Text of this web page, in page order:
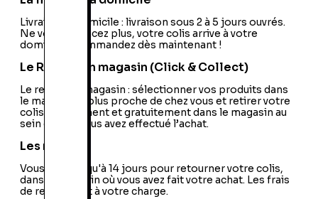
Livraison à domicile : livraison sous 2 à 5 jours ouvrés.
Ne vous déplacez plus, votre colis arrive à votre
domicile ! Commandez dès maintenant !
Le Retrait en magasin (Click & Collect)
Le retrait en magasin : sélectionner vos produits dans
le magasin le plus proche de chez vous et retirer votre
colis directement et gratuitement dans le magasin au
sein duquel vous avez effectué l’achat.
Les retours
Vous avez jusqu'à 14 jours pour retourner votre colis,
dans le magasin où vous avez fait votre achat. Les frais
de retour sont à votre charge.